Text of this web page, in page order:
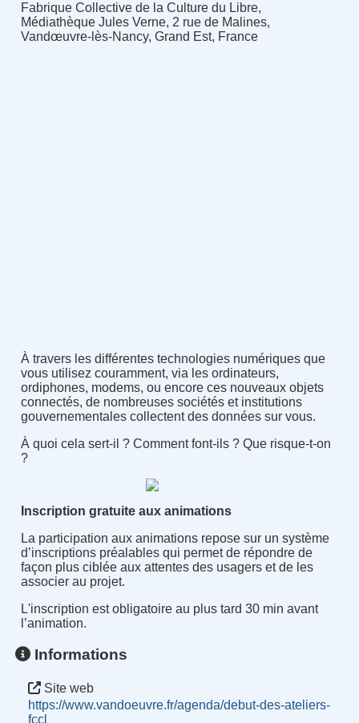
Fabrique Collective de la Culture du Libre,
Médiathèque Jules Verne, 2 rue de Malines,
Vandœuvre-lès-Nancy, Grand Est, France
À travers les différentes technologies numériques que
vous utilisez couramment, via les ordinateurs,
ordiphones, modems, ou encore ces nouveaux objets
connectés, de nombreuses sociétés et institutions
gouvernementales collectent des données sur vous.
À quoi cela sert-il ? Comment font-ils ? Que risque-t-on
?
Inscription gratuite aux animations
La participation aux animations repose sur un système
d’inscriptions préalables qui permet de répondre de
façon plus ciblée aux attentes des usagers et de les
associer au projet.
L'inscription est obligatoire au plus tard 30 min avant
l’animation.
Informations
Site web
https://www.vandoeuvre.fr/agenda/debut-des-ateliers-
fccl